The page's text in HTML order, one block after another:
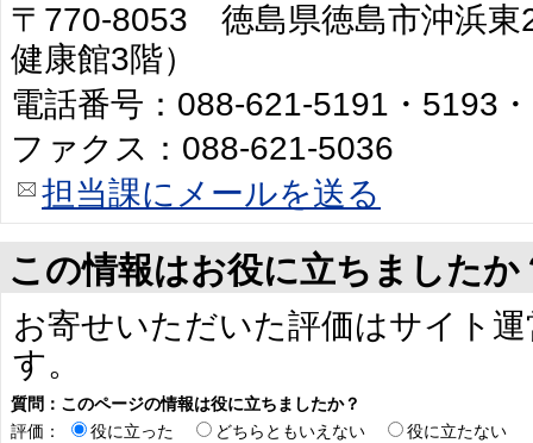
〒770-8053 徳島県徳島市沖浜東
健康館3階）
電話番号：088-621-5191・5193
ファクス：088-621-5036
担当課にメールを送る
この情報はお役に立ちましたか
お寄せいただいた評価はサイト
す。
質問：このページの情報は役に立ちましたか？
評価：
役に立った どちらともいえない
役に立たない